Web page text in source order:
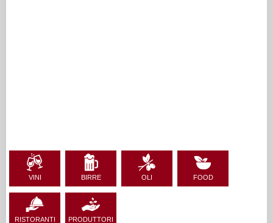
VINI BIRRE OLI FOOD
RISTORANTI PRODUTTORI